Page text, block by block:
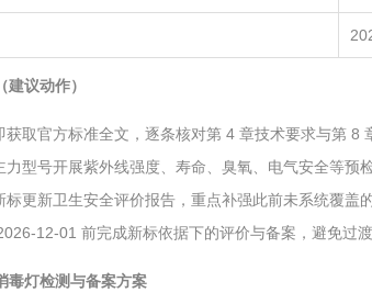
议动作）
获取官方标准全文，逐条核对第 4 章技术要求与第 8
力型号开展紫外线强度、寿命、臭氧、电气安全等预
标更新卫生安全评价报告，重点补强此前未系统覆盖
12-01 前完成新标依据下的评价与备案，避免过渡
毒灯检测与备案方案